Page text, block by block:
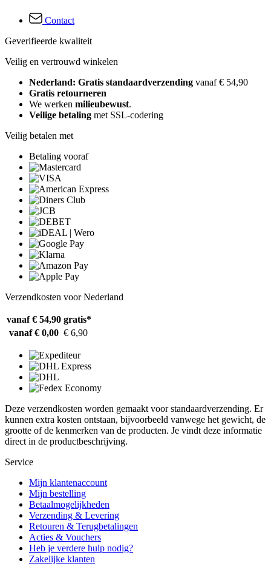
Contact
Geverifieerde kwaliteit
Veilig en vertrouwd winkelen
Nederland: Gratis standaardverzending vanaf € 54,90
Gratis retourneren
We werken milieubewust.
Veilige betaling met SSL-codering
Veilig betalen met
Betaling vooraf
Verzendkosten voor Nederland
vanaf € 54,90 gratis*
vanaf € 0,00 € 6,90
Deze verzendkosten worden gemaakt voor standaardverzending. Er
kunnen extra kosten ontstaan, bijvoorbeeld vanwege het gewicht, de
grootte of de kenmerken van de producten. Je vindt deze informatie
direct in de productbeschrijving.
Service
Mijn klantenaccount
Mijn bestelling
Betaalmogelijkheden
Verzending & Levering
Retouren & Terugbetalingen
Acties & Vouchers
Heb je verdere hulp nodig?
Zakelijke klanten